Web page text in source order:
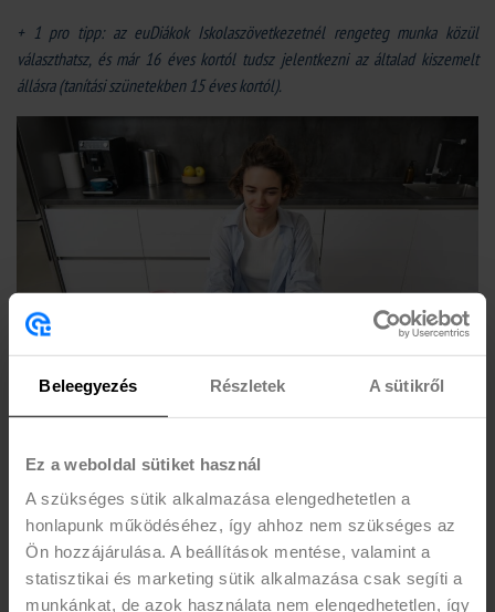
Beleegyezés Részletek A sütikről
Ez a weboldal sütiket használ
A szükséges sütik alkalmazása elengedhetetlen a
honlapunk működéséhez, így ahhoz nem szükséges az
Ön hozzájárulása. A beállítások mentése, valamint a
statisztikai és marketing sütik alkalmazása csak segíti a
munkánkat, de azok használata nem elengedhetetlen, így
+ 1 pro tipp:az euDiákok Iskolaszövetkezetnél rengeteg munka közül
választhatsz, és már 16 éves kortól tudsz jelentkezni az általad kiszemelt
állásra (tanítási szünetekben 15 éves kortól).
Álláskeresés és karrierépítés (a
diploma megszerzése után)
Készíts professzionális önéletrajzot és kísérőlevelet!
Keress álláslehetőségeket állásbörzéken, közösségi médián és
szakmai hálózatokon keresztül vagy vedd igénybe egy HR-